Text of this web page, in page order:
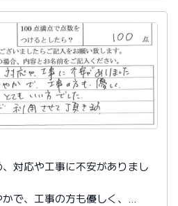
対応や工事に不安がありまし
で、工事の方も優しく、